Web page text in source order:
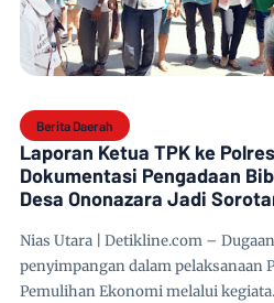
Berita Daerah
Laporan Ketua TPK ke
Dokumentasi Pengadaan
Desa Ononazara Jadi
Nias Utara | Detikline.com – Dugaan
penyimpangan dalam pelaksanaan
Pemulihan Ekonomi melalui